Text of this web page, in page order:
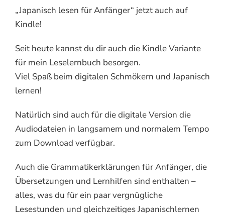
„Japanisch lesen für Anfänger“ jetzt auch auf
Kindle!
Seit heute kannst du dir auch die Kindle Variante
für mein Leselernbuch besorgen.
Viel Spaß beim digitalen Schmökern und Japanisch
lernen!
Natürlich sind auch für die digitale Version die
Audiodateien in langsamem und normalem Tempo
zum Download verfügbar.
Auch die Grammatikerklärungen für Anfänger, die
Übersetzungen und Lernhilfen sind enthalten –
alles, was du für ein paar vergnügliche
Lesestunden und gleichzeitiges Japanischlernen